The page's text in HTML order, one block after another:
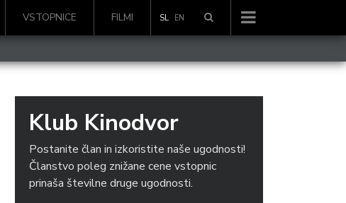
VSTOPNICE FILMI SL EN
Klub Kinodvor
Postanite član in izkoristite naše ugodnosti!
Članstvo poleg znižane cene vstopnic
prinaša številne druge ugodnosti.